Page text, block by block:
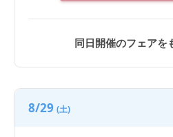
同日開催のフェアを
8/29 (土)